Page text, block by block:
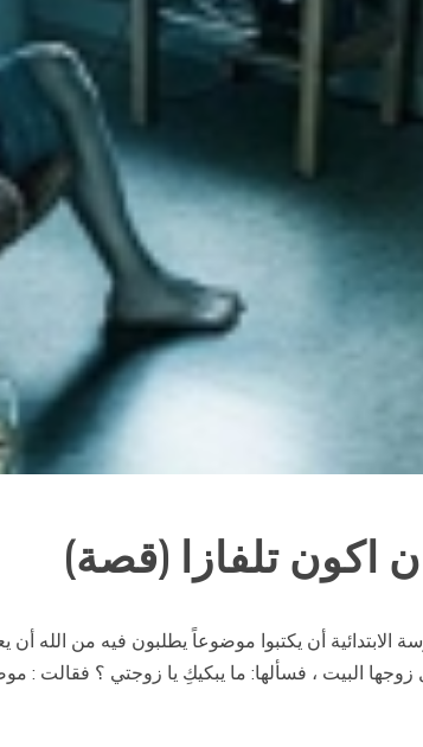
اكون تلفازا (قصة)
أن يكتبوا موضوعاً يطلبون فيه من الله
البيت ، فسألها: ما يبكيكِ يا زوجتي ؟ فقالت :